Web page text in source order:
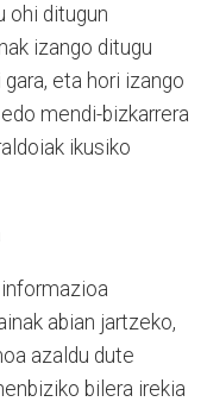
ohi ditugun
izango ditugu
eta hori izango
mendi-bizkarrera
ikusiko
abian jartzeko,
azaldu dute
bilera irekia